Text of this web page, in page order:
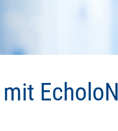
EcholoN